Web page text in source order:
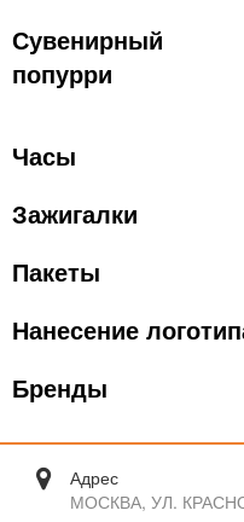
Сувенирный
попурри
Часы
Зажигалки
Пакеты
Нанесение
Бренды
Адрес
МОСКВА, УЛ.